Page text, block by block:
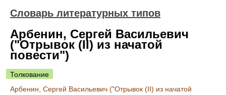
Словарь литературных типов
Арбенин, Сергей Васильевич
("Отрывок (II) из начатой
повести")
Толкование
Арбенин, Сергей Васильевич ("Отрывок (II) из начатой